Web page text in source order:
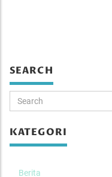
SEARCH
KATEGORI
Berita